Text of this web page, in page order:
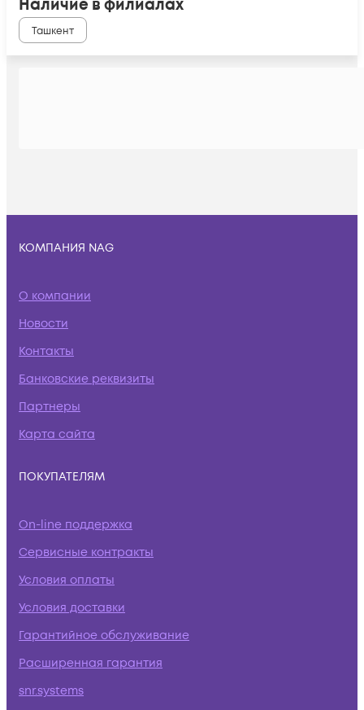
Наличие в филиалах
Ташкент
КОМПАНИЯ NAG
О компании
Новости
Контакты
Банковские реквизиты
Партнеры
Карта сайта
ПОКУПАТЕЛЯМ
On-line поддержка
Сервисные контракты
Условия оплаты
Условия доставки
Гарантийное обслуживание
Расширенная гарантия
snr.systems